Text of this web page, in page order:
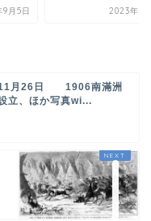
月5日 2023年9
11月26日 1906南滿洲
立、ほか写真wi...
ロフィール
ランキング